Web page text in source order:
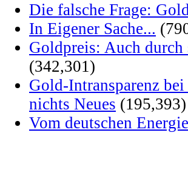
Die falsche Frage:
In Eigener Sache...
Goldpreis: Auch durch
(342,301)
Gold-Intransparenz
nichts Neues (195,393)
Vom deutschen